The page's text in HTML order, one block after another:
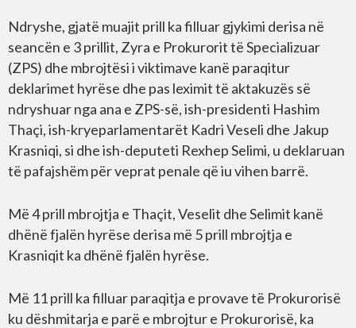
Ndryshe, gjatë muajit prill ka filluar gjykimi derisa në
seancën e 3 prillit, Zyra e Prokurorit të Specializuar
(ZPS) dhe mbrojtësi i viktimave kanë paraqitur
deklarimet hyrëse dhe pas leximit të aktakuzës së
ndryshuar nga ana e ZPS-së, ish-presidenti Hashim
Thaçi, ish-kryeparlamentarët Kadri Veseli dhe Jakup
Krasniqi, si dhe ish-deputeti Rexhep Selimi, u deklaruan
të pafajshëm për veprat penale që iu vihen barrë.
Më 4 prill mbrojtja e Thaçit, Veselit dhe Selimit kanë
dhënë fjalën hyrëse derisa më 5 prill mbrojtja e
Krasniqit ka dhënë fjalën hyrëse.
Më 11 prill ka filluar paraqitja e provave të Prokurorisë
ku dëshmitarja e parë e mbrojtur e Prokurorisë, ka